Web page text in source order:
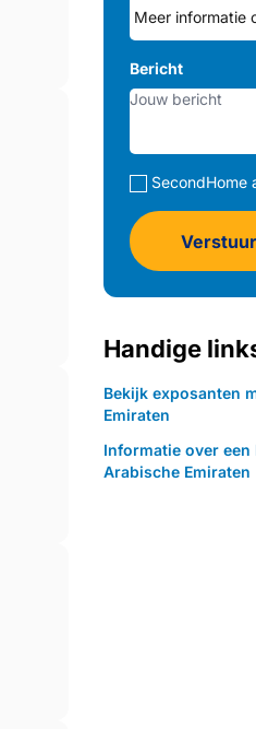
Bericht
SecondHome
Handige
Bekijk exposanten
Emiraten
Informatie over
Arabische Emiraten